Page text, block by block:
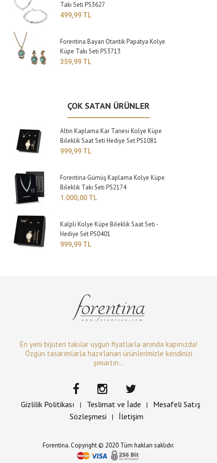
Takı Seti PS3627
499,99 TL
Forentina Bayan Otantik Papatya Kolye
Küpe Takı Seti PS3713
359,99 TL
ÇOK SATAN ÜRÜNLER
Altın Kaplama Kar Tanesi Kolye Küpe
Bileklik Saat Seti Hediye Set PS1081
999,99 TL
Forentina Gümüş Kaplama Kolye Küpe
Bileklik Takı Seti PS2174
1.000,00 TL
Kalpli Kolye Küpe Bileklik Saat Seti -
Hediye Set PS0401
999,99 TL
En yeni bijuteri takılar uygun fiyatlarla anında kapınızda!
Özgün tasarımlarla hazırlanan ürünlerimizle kendinizi
şımartın...
Gizlilik Politikası | Teslimat ve İade |
Mesafeli Satış
Sözleşmesi
| İletişim
Forentina. Copyright © 2020 Tüm hakları saklıdır.